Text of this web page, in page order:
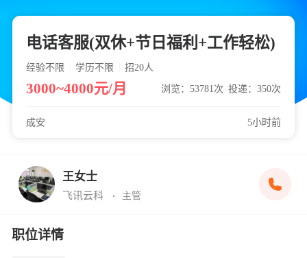
电话客服(双休+节日福利+工作轻松)
经验不限 学历不限 招20人
3000~4000元/月 浏览：53781次 投递：350次
成安 5小时前
王女士
飞讯云科 主管
职位详情